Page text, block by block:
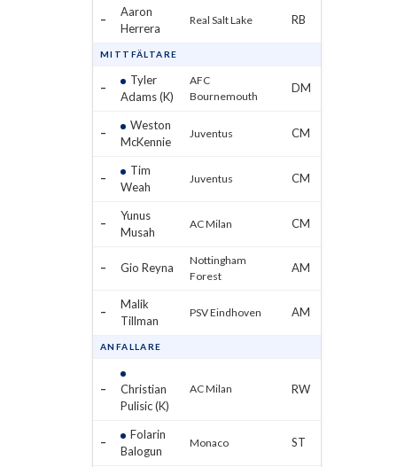
–
Aaron
Herrera
Real Salt Lake RB
MITTFÄLTARE
–
Tyler
Adams (K)
AFC
Bournemouth
DM
–
Weston
McKennie
Juventus CM
–
Tim
Weah
Juventus CM
–
Yunus
Musah
AC Milan CM
– Gio Reyna
Nottingham
Forest
AM
–
Malik
Tillman
PSV Eindhoven AM
ANFALLARE
–
Christian
Pulisic (K)
AC Milan RW
–
Folarin
Balogun
Monaco ST